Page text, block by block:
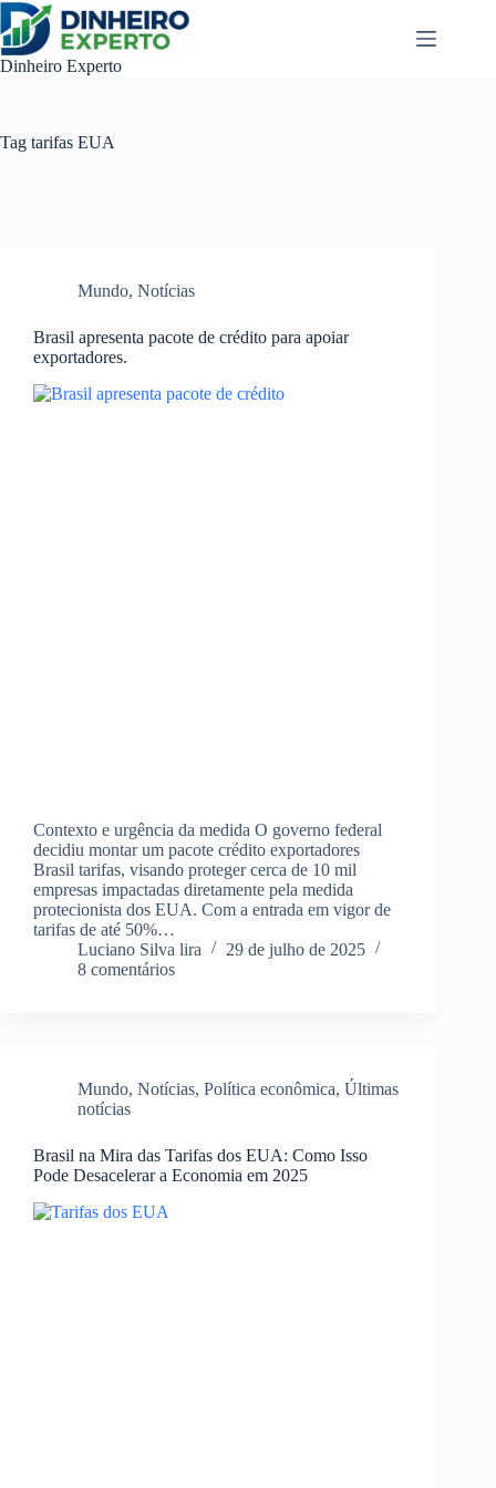
Pular
para
o
conteúdo
Dinheiro Experto
Tag tarifas EUA
Mundo, Notícias
Brasil apresenta pacote de crédito para apoiar
exportadores.
Contexto e urgência da medida O governo federal
decidiu montar um pacote crédito exportadores
Brasil tarifas, visando proteger cerca de 10 mil
empresas impactadas diretamente pela medida
protecionista dos EUA. Com a entrada em vigor de
tarifas de até 50%…
Luciano Silva lira
29 de julho de 2025
8 comentários
Mundo, Notícias, Política econômica, Últimas
notícias
Brasil na Mira das Tarifas dos EUA: Como Isso
Pode Desacelerar a Economia em 2025